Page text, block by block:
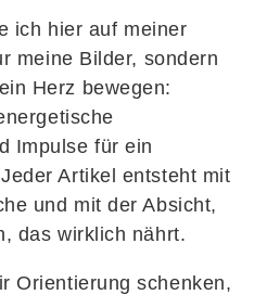
ich hier auf meiner
meine Bilder, sondern
Herz bewegen:
Impulse für ein
Artikel entsteht mit
und mit der Absicht,
das wirklich nährt.
Orientierung schenken,